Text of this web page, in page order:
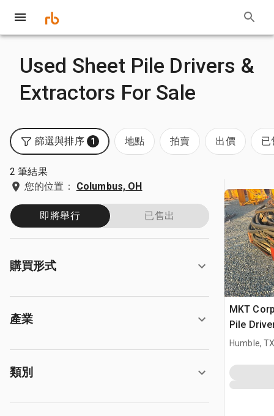
Used Sheet Pile Drivers &
Extractors For Sale
篩選與排序 1 地點 拍賣 出價 已
2 筆結果
您的位置：
Columbus, OH
即將舉行 已售出
購買形式
產業
類別
MKT
Pile
Humble,